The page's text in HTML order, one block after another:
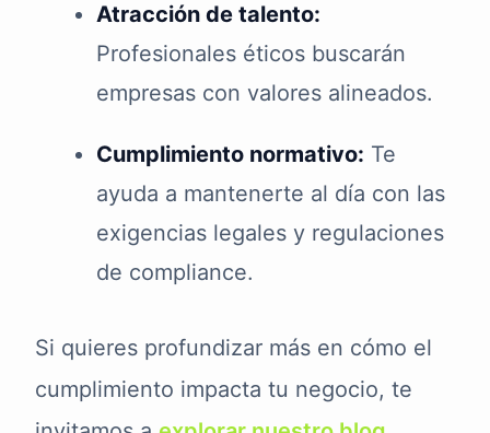
Atracción de talento:
Profesionales éticos buscarán
empresas con valores alineados.
Cumplimiento normativo: Te
ayuda a mantenerte al día con las
exigencias legales y regulaciones
de compliance.
Si quieres profundizar más en cómo el
cumplimiento impacta tu negocio, te